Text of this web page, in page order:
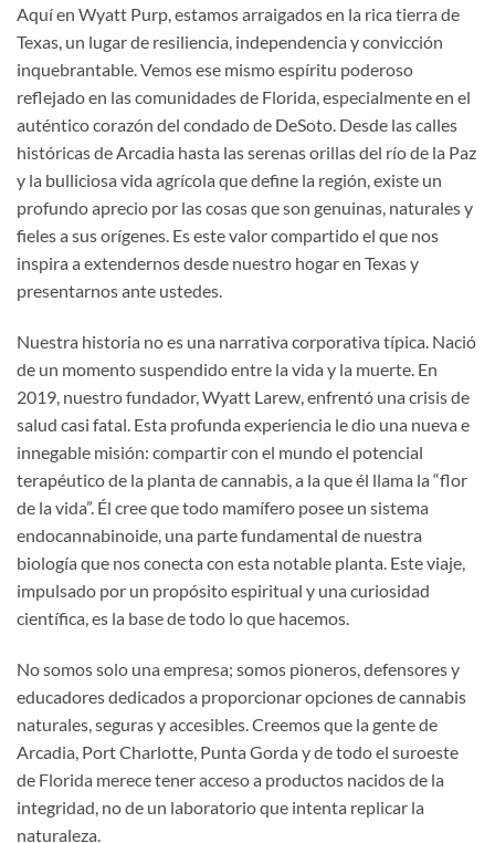
Aquí en Wyatt Purp, estamos arraigados en la rica tierra de
Texas, un lugar de resiliencia, independencia y convicción
inquebrantable. Vemos ese mismo espíritu poderoso
reflejado en las comunidades de Florida, especialmente en el
auténtico corazón del condado de DeSoto. Desde las calles
históricas de Arcadia hasta las serenas orillas del río de la Paz
y la bulliciosa vida agrícola que define la región, existe un
profundo aprecio por las cosas que son genuinas, naturales y
fieles a sus orígenes. Es este valor compartido el que nos
inspira a extendernos desde nuestro hogar en Texas y
presentarnos ante ustedes.
Nuestra historia no es una narrativa corporativa típica. Nació
de un momento suspendido entre la vida y la muerte. En
2019, nuestro fundador, Wyatt Larew, enfrentó una crisis de
salud casi fatal. Esta profunda experiencia le dio una nueva e
innegable misión: compartir con el mundo el potencial
terapéutico de la planta de cannabis, a la que él llama la “flor
de la vida”. Él cree que todo mamífero posee un sistema
endocannabinoide, una parte fundamental de nuestra
biología que nos conecta con esta notable planta. Este viaje,
impulsado por un propósito espiritual y una curiosidad
científica, es la base de todo lo que hacemos.
No somos solo una empresa; somos pioneros, defensores y
educadores dedicados a proporcionar opciones de cannabis
naturales, seguras y accesibles. Creemos que la gente de
Arcadia, Port Charlotte, Punta Gorda y de todo el suroeste
de Florida merece tener acceso a productos nacidos de la
integridad, no de un laboratorio que intenta replicar la
naturaleza.